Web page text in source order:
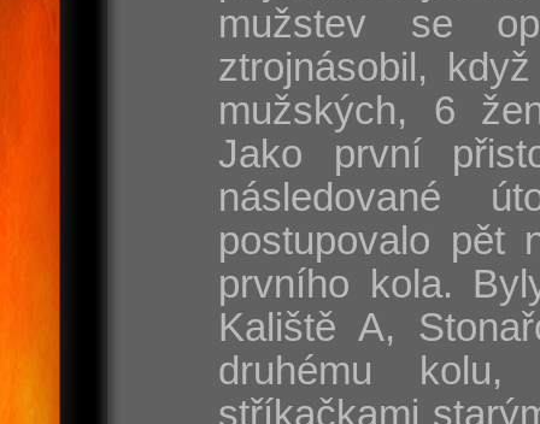
mužstev se
ztrojnásobil,
mužských, 6
Jako první
následované
postupovalo pět
prvního kola.
Kaliště A,
druhému
stříkačkami